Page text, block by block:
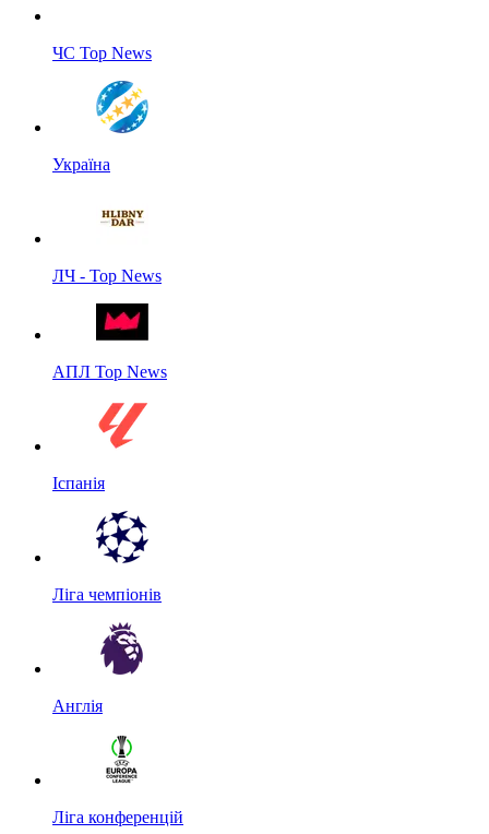
ЧС Top News
Україна
ЛЧ - Top News
АПЛ Top News
Іспанія
Ліга чемпіонів
Англія
Ліга конференцій